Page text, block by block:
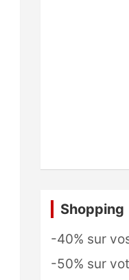
Shopping
-40% sur
-50% sur